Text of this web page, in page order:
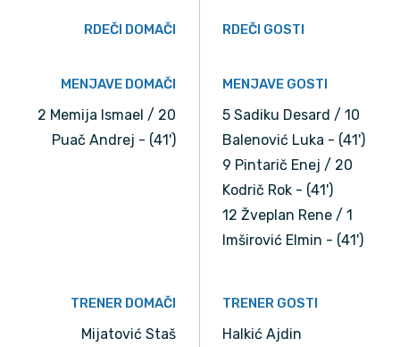
RDEČI DOMAČI RDEČI GOSTI
MENJAVE DOMAČI
2 Memija Ismael / 20
Puač Andrej - (41')
MENJAVE GOSTI
5 Sadiku Desard / 10
Balenović Luka - (41')
9 Pintarič Enej / 20
Kodrič Rok - (41')
12 Žveplan Rene / 1
Imširović Elmin - (41')
TRENER DOMAČI
Mijatović Staš
TRENER GOSTI
Halkić Ajdin